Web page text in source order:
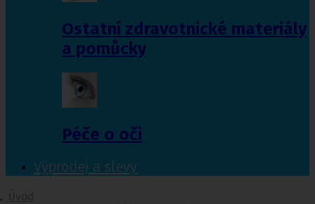
Ostatní zdravotnické materiály
a pomůcky
Péče o oči
Výprodej a slevy